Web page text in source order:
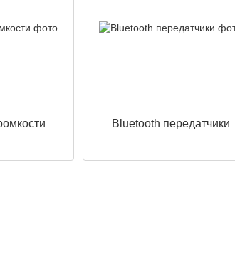
Bluetooth передатчики